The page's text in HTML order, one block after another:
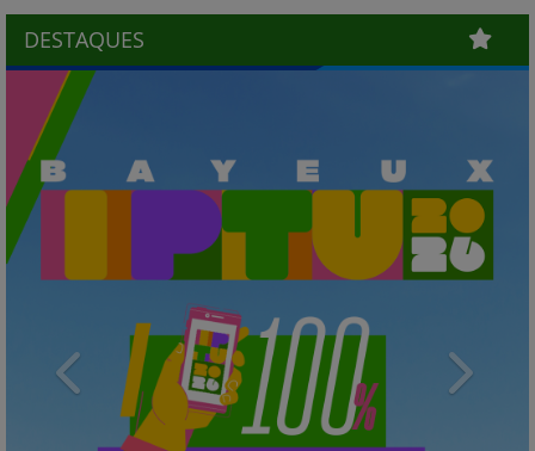
DESTAQUES
Previous Next